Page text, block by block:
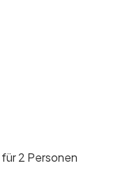
2 Personen